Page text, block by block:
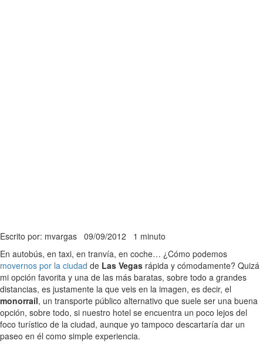
Escrito por: mvargas 09/09/2012 1 minuto
En autobús, en taxi, en tranvía, en coche… ¿Cómo podemos
movernos por la ciudad de Las Vegas rápida y cómodamente? Quizá
mi opción favorita y una de las más baratas, sobre todo a grandes
distancias, es justamente la que veis en la imagen, es decir, el
monorraíl, un transporte público alternativo que suele ser una buena
opción, sobre todo, si nuestro hotel se encuentra un poco lejos del
foco turístico de la ciudad, aunque yo tampoco descartaría dar un
paseo en él como simple experiencia.